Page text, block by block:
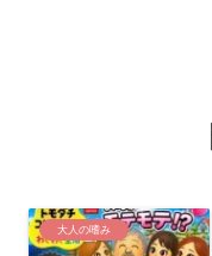
大人の嗜み